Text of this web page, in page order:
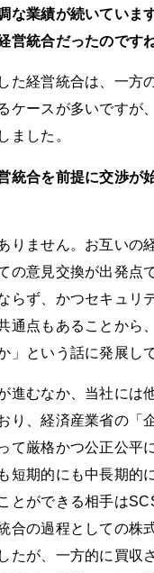
業績が続いていま
営統合だったのですね
た経営統合は、一方
ケースが多いですが
ました。
合を前提に交渉が
りません。お互いの
の意見交換が出発点
らず、かつセキュリ
通点もあることから
」という話に発展し
進むなか、当社には
り、経済産業省の「
て厳格かつ公正公平
短期的にも中長期的
とができる相手は
合の過程としての株
たが、一方的に買収